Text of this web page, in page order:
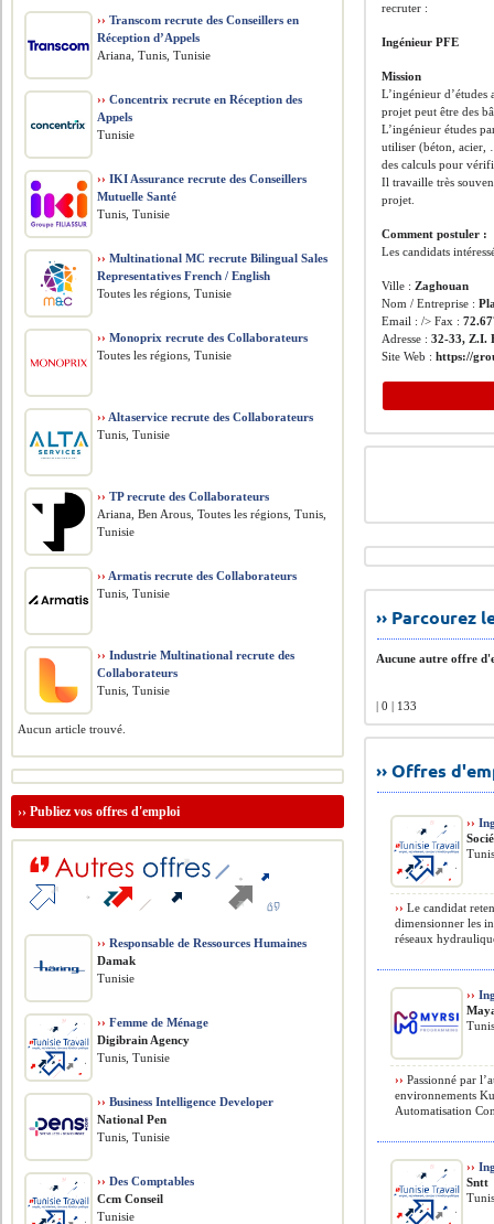
recruter :
Ingénieur PFE
Mission
L’ingénieur
projet peut être des
L’ingénieur études
utiliser (béton, acier,
des calculs pour
Il travaille très
projet.
Comment postuler :
Les candidats
Ville :Zaghouan
Nom / Entreprise :
Email : /> Fax :
Adresse :32-33, Z.I.
Site Web :https://
››
Aucune autre offre
| 0 | 133
›› Offres
››
›› Le candidat
dimensionner les
réseaux
››
›› Passionné par
environnements
Automatisation
››
Sntt
›› Transcom recrute des Conseillers en
Réception d’Appels
Ariana, Tunis, Tunisie
›› Concentrix recrute en Réception des
Appels
Tunisie
›› IKI Assurance recrute des Conseillers
Mutuelle Santé
Tunis, Tunisie
›› Multinational MC recrute Bilingual Sales
Representatives French / English
Toutes les régions, Tunisie
›› Monoprix recrute des Collaborateurs
Toutes les régions, Tunisie
›› Altaservice recrute des Collaborateurs
Tunis, Tunisie
›› TP recrute des Collaborateurs
Ariana, Ben Arous, Toutes les régions, Tunis,
Tunisie
›› Armatis recrute des Collaborateurs
Tunis, Tunisie
›› Industrie Multinational recrute des
Collaborateurs
Tunis, Tunisie
Aucun article trouvé.
››Publiez vos offres d'emploi
›› Responsable de Ressources Humaines
Damak
Tunisie
›› Femme de Ménage
Digibrain Agency
Tunis, Tunisie
›› Business Intelligence Developer
National Pen
Tunis, Tunisie
›› Des Comptables
Ccm Conseil
Tunisie